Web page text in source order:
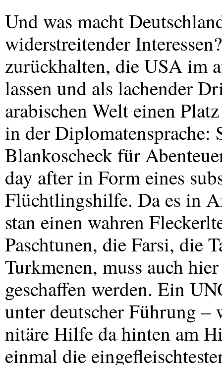
Und was macht
widerstreitender
zurückhalten, dieUSAim
lassen und als lachender
arabischen Welt einen
in der
Blankoscheck für
day after in Form eines
Flüchtlingshilfe. Da es in
stan einen wahren
Paschtunen, die Farsi, die
Turkmenen, muss auch
geschaffen werden. Ein
unter deutscher Führung –
nitäre Hilfe da hinten am
einmal die